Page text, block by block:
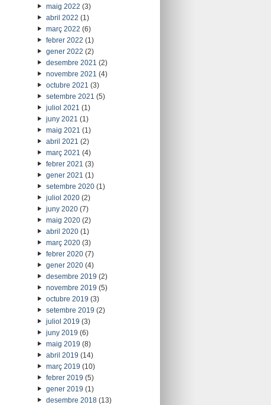
maig 2022 (3)
abril 2022 (1)
març 2022 (6)
febrer 2022 (1)
gener 2022 (2)
desembre 2021 (2)
novembre 2021 (4)
octubre 2021 (3)
setembre 2021 (5)
juliol 2021 (1)
juny 2021 (1)
maig 2021 (1)
abril 2021 (2)
març 2021 (4)
febrer 2021 (3)
gener 2021 (1)
setembre 2020(1)
juliol 2020(2)
juny 2020(7)
maig 2020(2)
abril 2020(1)
març 2020(3)
febrer 2020(7)
gener 2020(4)
desembre 2019 (2)
novembre 2019 (5)
octubre 2019 (3)
setembre 2019 (2)
juliol 2019 (3)
juny 2019 (6)
maig 2019 (8)
abril 2019 (14)
març 2019 (10)
febrer 2019 (5)
gener 2019 (1)
desembre 2018(13)